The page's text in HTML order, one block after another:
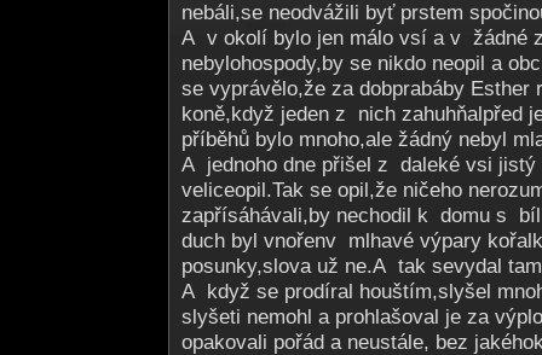
nebáli,se neodvážili byť prstem
A v okolí bylo jen málo vsí a v žádné
nebylohospody,by se nikdo neopil a
se vyprávělo,že za dobprabáby Esther
koně,když jeden z nich zahuhňalpřed
příběhů bylo mnoho,ale žádný nebyl
A jednoho dne přišel z daleké vsi jistý
veliceopil.Tak se opil,že ničeho
zapřísáhávali,by nechodil k domu s
duch byl vnořenv mlhavé výpary
posunky,slova už ne.A tak sevydal
A když se prodíral houštím,slyšel
slyšeti nemohl a prohlašoval je za
opakovali pořád a neustále, bez